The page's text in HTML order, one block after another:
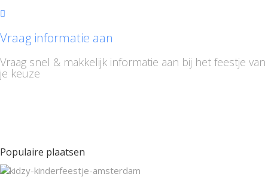
Vraag informatie aan
Vraag snel & makkelijk informatie aan bij het feestje van
je keuze
Populaire plaatsen